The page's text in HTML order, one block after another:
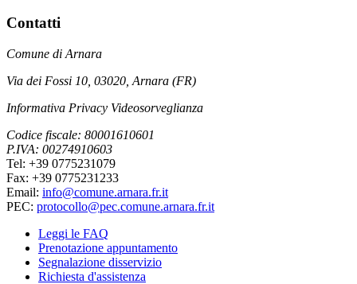
Contatti
Comune di Arnara
Via dei Fossi 10, 03020, Arnara (FR)
Informativa Privacy Videosorveglianza
Codice fiscale: 80001610601
P.IVA: 00274910603
Tel: +39 0775231079
Fax: +39 0775231233
Email: info@comune.arnara.fr.it
PEC: protocollo@pec.comune.arnara.fr.it
Leggi le FAQ
Prenotazione appuntamento
Segnalazione disservizio
Richiesta d'assistenza